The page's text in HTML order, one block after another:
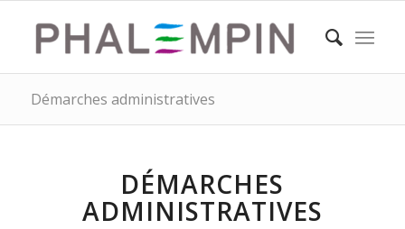
Démarches administratives
DÉMARCHES
ADMINISTRATIVES